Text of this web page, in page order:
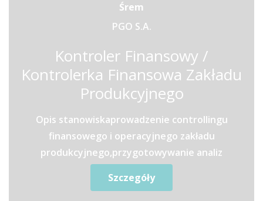
Śrem
PGO S.A.
Kontroler Finansowy /
Kontrolerka Finansowa Zakładu
Produkcyjnego
Opis stanowiskaprowadzenie controllingu
finansowego i operacyjnego zakładu
produkcyjnego,przygotowywanie analiz
finansowych, raportów zarządczych oraz...
Szczegóły